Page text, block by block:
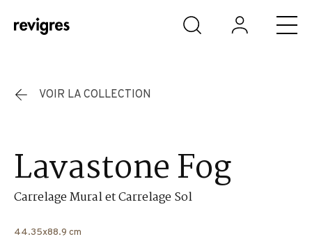
Aller au contenu principal
VOIR LA COLLECTION
Lavastone Fog
Carrelage Mural et Carrelage Sol
44.35x88.9 cm